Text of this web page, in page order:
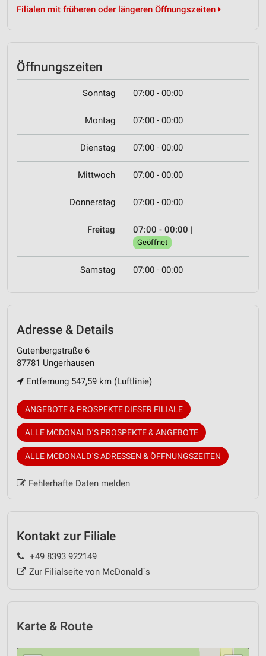
Filialen mit früheren oder längeren Öffnungszeiten
Öffnungszeiten
Sonntag 07:00 - 00:00
Montag 07:00 - 00:00
Dienstag 07:00 - 00:00
Mittwoch 07:00 - 00:00
Donnerstag 07:00 - 00:00
Freitag 07:00 - 00:00 |
Geöffnet
Samstag 07:00 - 00:00
Adresse & Details
Gutenbergstraße 6
87781 Ungerhausen
Entfernung 547,59 km (Luftlinie)
ANGEBOTE & PROSPEKTE DIESER FILIALE
ALLE MCDONALD´S PROSPEKTE & ANGEBOTE
ALLE MCDONALD´S ADRESSEN & ÖFFNUNGSZEITEN
Fehlerhafte Daten melden
Kontakt zur Filiale
+49 8393 922149
Zur Filialseite von McDonald´s
Karte & Route